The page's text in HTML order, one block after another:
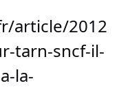
article/2012
tarn-sncf-il-
la-